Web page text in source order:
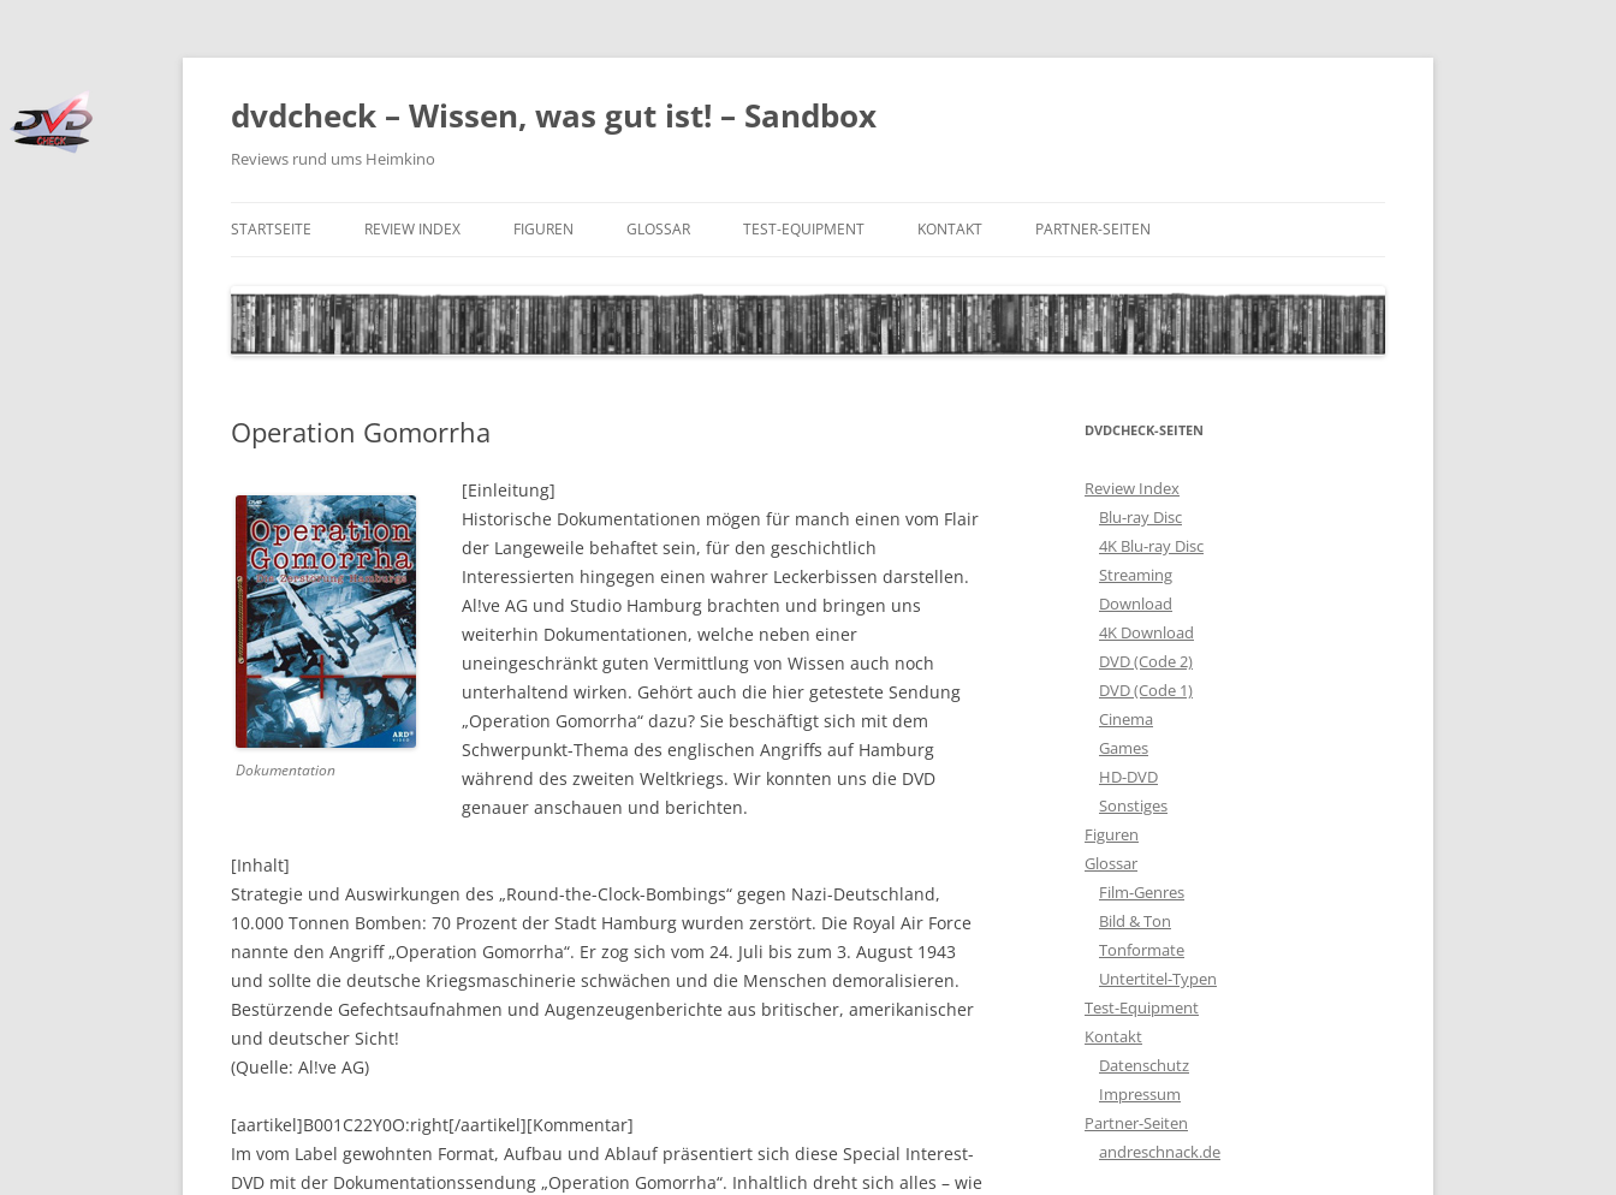
Zum
springen
dvdcheck – Wissen, was gut ist! – Sandbox
Reviews rund ums Heimkino
STARTSEITE REVIEW INDEX
4K BLU-RAY DISC
DOWNLOAD
DVD (CODE 2)
DVD (CODE 1)
CINEMA
GAMES
HD-DVD
FIGUREN GLOSSAR
BILD & TON
TEST-EQUIPMENT KONTAKT
IMPRESSUM
PARTNER-SEITEN
Operation Gomorrha
Dokumentation
[Einleitung]
Historische Dokumentationen mögen für manch einen vom Flair
der Langeweile behaftet sein, für den geschichtlich
Interessierten hingegen einen wahrer Leckerbissen darstellen.
Al!ve AG und Studio Hamburg brachten und bringen uns
weiterhin Dokumentationen, welche neben einer
uneingeschränkt guten Vermittlung von Wissen auch noch
unterhaltend wirken. Gehört auch die hier getestete Sendung
„Operation Gomorrha“ dazu? Sie beschäftigt sich mit dem
Schwerpunkt-Thema des englischen Angriffs auf Hamburg
während des zweiten Weltkriegs. Wir konnten uns die DVD
genauer anschauen und berichten.
[Inhalt]
Strategie und Auswirkungen des „Round-the-Clock-Bombings“ gegen Nazi-Deutschland,
10.000 Tonnen Bomben: 70 Prozent der Stadt Hamburg wurden zerstört. Die Royal Air Force
nannte den Angriff „Operation Gomorrha“. Er zog sich vom 24. Juli bis zum 3. August 1943
und sollte die deutsche Kriegsmaschinerie schwächen und die Menschen demoralisieren.
Bestürzende Gefechtsaufnahmen und Augenzeugenberichte aus britischer, amerikanischer
und deutscher Sicht!
(Quelle: Al!ve AG)
[aartikel]B001C22Y0O:right[/aartikel][Kommentar]
Im vom Label gewohnten Format, Aufbau und Ablauf präsentiert sich diese Special Interest-
DVD mit der Dokumentationssendung „Operation Gomorrha“. Inhaltlich dreht sich alles – wie
DVDCHECK-SEITEN
Review Index
Blu-ray Disc
4K Blu-ray Disc
Streaming
Download
4K Download
DVD (Code 2)
DVD (Code 1)
Cinema
Games
HD-DVD
Sonstiges
Figuren
Glossar
Film-Genres
Bild & Ton
Tonformate
Untertitel-Typen
Test-Equipment
Kontakt
Datenschutz
Impressum
Partner-Seiten
andreschnack.de